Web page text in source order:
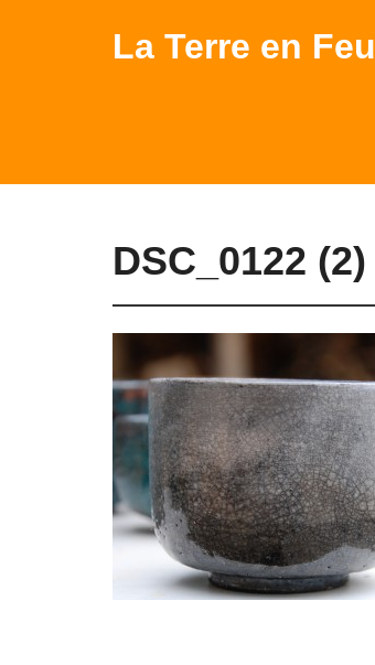
La Terre en Feu
DSC_0122 (2)